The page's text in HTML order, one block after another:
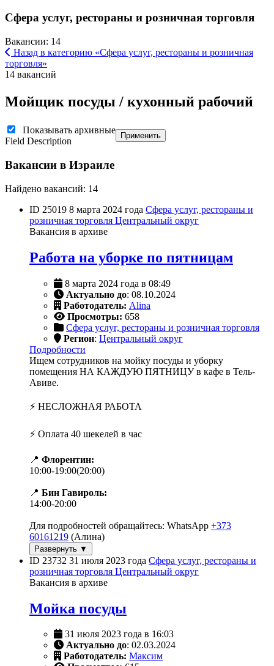
Сфера услуг, рестораны и розничная торговля
Вакансии: 14
Назад в категорию «Сфера услуг, рестораны и розничная
торговля»
14 вакансий
Мойщик посуды / кухонный рабочий
Показывать архивные
Field Description
Применить
Вакансии в Израиле
Найдено вакансий: 14
ID 25019 8 марта 2024 года Сфера услуг, рестораны и
розничная торговля Центральный округ
Вакансия в архиве
Работа на уборке по пятницам
8 марта 2024 года в 08:49
Актуально до: 08.10.2024
Работодатель: Alina
Просмотры: 658
Сфера услуг, рестораны и розничная торговля
Регион: Центральный округ
Подробности
Ищем сотрудников на мойку посуды и уборку
помещения НА КАЖДУЮ ПЯТНИЦУ в кафе в Тель-
Авиве.
⚡️ НЕСЛОЖНАЯ РАБОТА
⚡️ Оплата 40 шекелей в час
📍 Флорентин:
10:00-19:00(20:00)
📍 Бин Гавироль:
14:00-20:00
Для подробностей обращайтесь: WhatsApp +373
60161219 (Алина)
Развернуть ▼
ID 23732 31 июля 2023 года Сфера услуг, рестораны и
розничная торговля Центральный округ
Вакансия в архиве
Мойка посуды
31 июля 2023 года в 16:03
Актуально до: 02.03.2024
Работодатель: Максим